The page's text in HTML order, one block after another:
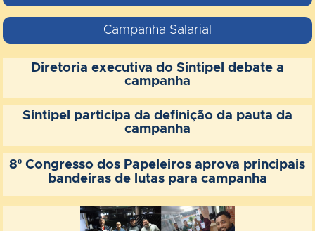
Campanha Salarial
Diretoria executiva do Sintipel debate a
campanha
Sintipel participa da definição da pauta da
campanha
8º Congresso dos Papeleiros aprova principais
bandeiras de lutas para campanha